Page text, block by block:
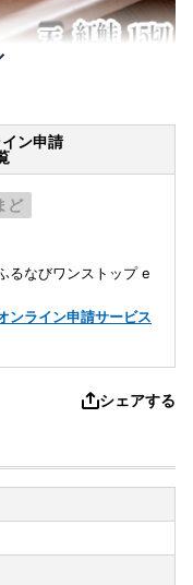
ン申請
ど
るなびワンストップ e
ンライン申請サービス
シェアする